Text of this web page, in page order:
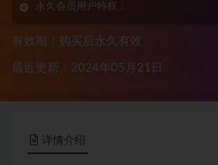
永久会员用户特权：
有效期：购买后永久有效
最近更新：2024年05月21日
详情介绍